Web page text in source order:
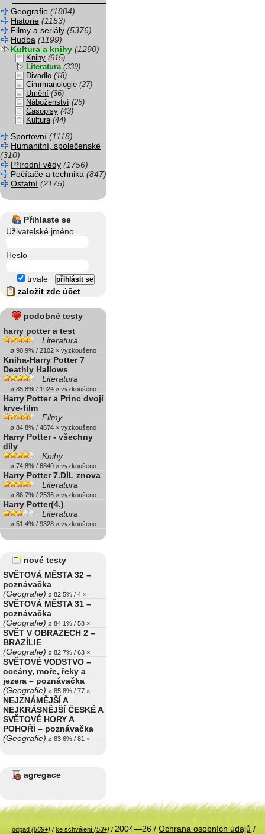
Geografie (1804)
Historie (1153)
Filmy a seriály (5376)
Hudba (1199)
Kultura a knihy (1290)
Knihy (615)
Literatura (339)
Divadlo (18)
Cimrmanologie (27)
Umění (36)
Náboženství (26)
Časopisy (43)
Kultura (44)
Sportovní (1118)
Humanitní, společenské
(310)
Přírodní vědy (1756)
Počítače a technika (847)
Ostatní (2175)
Přihlaste se
Uživatelské jméno
Heslo
trvale
založit zde účet
podobné testy
harry potter a test
Literatura
ø 90.9% / 2102 × vyzkoušeno
Kniha-Harry Potter 7
Deathly Hallows
Literatura
ø 85.8% / 1924 × vyzkoušeno
Harry Potter a Princ dvojí
krve-film
Filmy
ø 84.8% / 4674 × vyzkoušeno
Harry Potter - všechny
díly
Knihy
ø 74.8% / 6840 × vyzkoušeno
Harry Potter 7.DÍL znova
Literatura
ø 86.7% / 2536 × vyzkoušeno
Harry Potter(4.)
Literatura
ø 51.4% / 9328 × vyzkoušeno
nové testy
SVĚTOVÁ MĚSTA 32 –
poznávačka
(Geografie) ø 82.5% / 4 ×
SVĚTOVÁ MĚSTA 31 –
poznávačka
(Geografie) ø 84.1% / 58 ×
SVĚT V OBRAZECH 2 –
BRAZÍLIE
(Geografie) ø 82.7% / 63 ×
SVĚTOVÉ VODSTVO –
oceány, moře, řeky a
jezera – poznávačka
(Geografie) ø 85.8% / 77 ×
NEJZNÁMĚJŠÍ A
NEJKRÁSNĚJŠÍ ČESKÉ A
SVĚTOVÉ HORY A
POHOŘÍ – poznávačka
(Geografie) ø 83.6% / 81 ×
agregace
odpad (869+) / ke schválení (53+) / 2004—26 / Ochrana osobních údajů /